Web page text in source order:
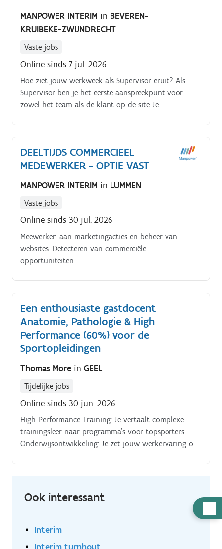
MANPOWER INTERIM in BEVEREN-
KRUIBEKE-ZWIJNDRECHT
Vaste jobs
Online sinds 7 jul. 2026
Hoe ziet jouw werkweek als Supervisor eruit? Als
Supervisor ben je het eerste aanspreekpunt voor
zowel het team als de klant op de site Je
team van 5 medewerkers aan en ondersteunt hen
waar nodig Je volgt de dagelijkse werking op en
zorgt dat alles veilig en efficiënt verloopt Je neemt
deel aan overlegmomenten met de klant en interne
uitdagingen en personeelsbezetting Je identificeert
verbeteringen en werkt mee aan efficiëntieprojecten
afvalaanvragen en urenregistratie Je fungeert als
back-up voor de taken van de afvalbrigadier Je
werkt nauw samen met het operationele team,
externe partners en jouw contactpersonen op de site.
DEELTIJDS COMMERCIEEL
MEDEWERKER - OPTIE VAST
MANPOWER INTERIM in LUMMEN
Vaste jobs
Online sinds 30 jul. 2026
Meewerken aan marketingacties en beheer van
websites. Detecteren van commerciële
opportuniteiten.
Een enthousiaste gastdocent
Anatomie, Pathologie & High
Performance (60%) voor de
Sportopleidingen
Thomas More in GEEL
Tijdelijke jobs
Online sinds 30 jun. 2026
High Performance Training: Je vertaalt complexe
trainingsleer naar programma's voor topsporters.
Onderwijsontwikkeling: Je zet jouw werkervaring om
aansluit bij de noden van het werkveld.
Ook interessant
Interim
Interim turnhout